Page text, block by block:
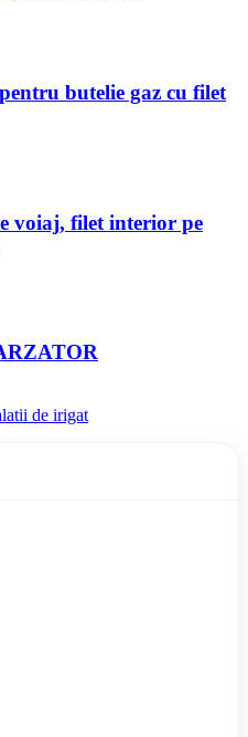
butelie gaz cu filet
voiaj, filet interior pe
de irigat